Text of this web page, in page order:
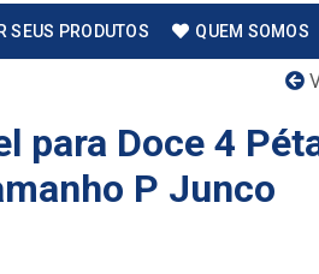
SEUS PRODUTOS QUEM SOMOS
para Doce 4
P Junco